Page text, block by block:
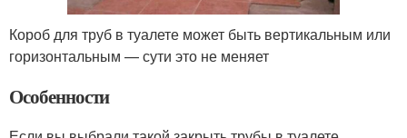
Короб для труб в туалете может быть вертикальным или
горизонтальным — сути это не меняет
Особенности